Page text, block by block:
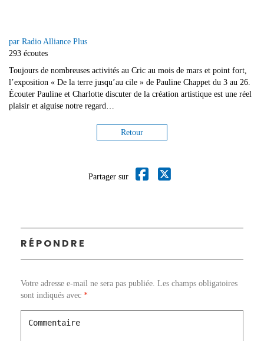
par Radio Alliance Plus
293 écoutes
Toujours de nombreuses activités au Cric au mois de mars et point fort,
l’exposition « De la terre jusqu’au cile » de Pauline Chappet du 3 au 26.
Écouter Pauline et Charlotte discuter de la création artistique est une réel
plaisir et aiguise notre regard…
Retour
Partager sur
RÉPONDRE
Votre adresse e-mail ne sera pas publiée. Les champs obligatoires
sont indiqués avec *